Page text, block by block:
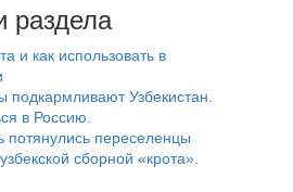
раздела
и как использовать в
Узбекистан.
в Россию.
потянулись переселенцы
сборной «крота».